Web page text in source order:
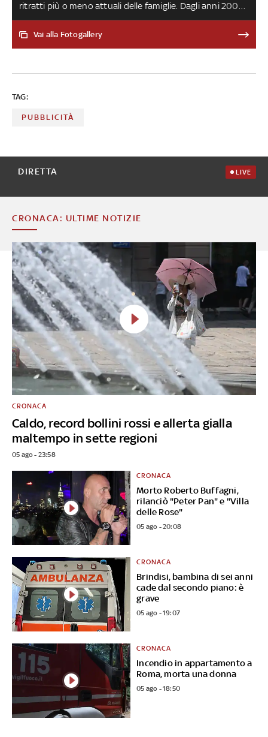
ritratti più o meno attuali delle famiglie. Dagli anni 2000
la rappresentazione ha cercato di modernizzarsi, per
cercare di seguire le evoluzioni della società: ecco alcune
Vai alla Fotogallery
TAG:
PUBBLICITÀ
DIRETTA LIVE
CRONACA: ULTIME NOTIZIE
Caldo, record bollini rossi e allerta gialla
maltempo in sette regioni
CRONACA
05 ago - 23:58
Morto Roberto Buffagni,
rilanciò "Peter Pan" e "Villa
delle Rose"
CRONACA
05 ago - 20:08
Brindisi, bambina di sei anni
cade dal secondo piano: è
grave
CRONACA
05 ago - 19:07
Incendio in appartamento a
Roma, morta una donna
CRONACA
05 ago - 18:50